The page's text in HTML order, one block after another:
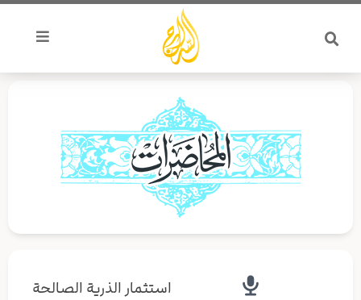
تخطي
المحتوى
استثمار الذرية الصالحة